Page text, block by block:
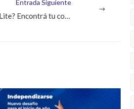
Entrada Siguiente
Nintendo Switch: ¿OLED o Lite? Encontrá tu consola perfecta en González Giménez